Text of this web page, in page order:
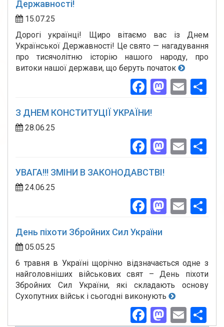
Державності!
15.07.25
Дорогі українці! Щиро вітаємо вас із Днем
Української Державності! Це свято — нагадування
про тисячолітню історію нашого народу, про
витоки нашої держави, що беруть початок
Facebook
З ДНЕМ КОНСТИТУЦІЇ УКРАЇНИ!
28.06.25
Facebook
УВАГА!!! ЗМІНИ В ЗАКОНОДАВСТВІ!
24.06.25
Facebook
День піхоти Збройних Сил України
05.05.25
6 травня в Україні щорічно відзначається одне з
найголовніших військових свят – День піхоти
Збройних Сил України, які складають основу
Сухопутних військ і сьогодні виконують
Facebook